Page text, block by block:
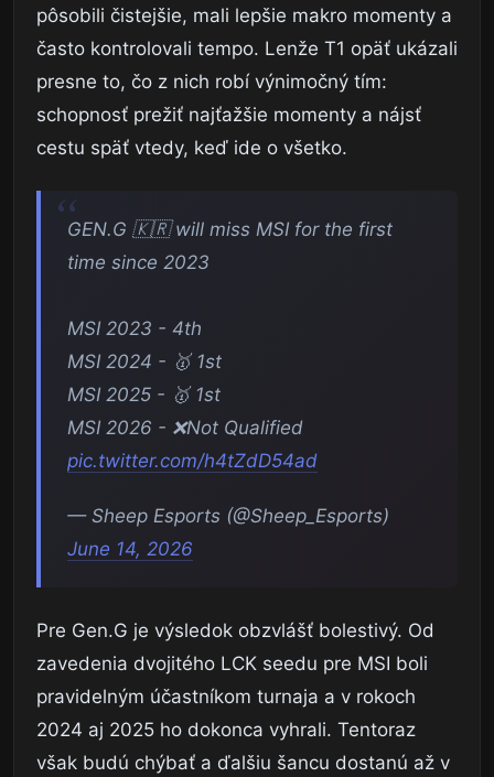
pôsobili čistejšie, mali lepšie makro momenty a
často kontrolovali tempo. Lenže T1 opäť ukázali
presne to, čo z nich robí výnimočný tím:
schopnosť prežiť najťažšie momenty a nájsť
cestu späť vtedy, keď ide o všetko.
GEN.G 🇰🇷 will miss MSI for the first
time since 2023
MSI 2023 - 4th
MSI 2024 - 🥇 1st
MSI 2025 - 🥇 1st
MSI 2026 - ❌Not Qualified
pic.twitter.com/h4tZdD54ad
— Sheep Esports (@Sheep_Esports)
June 14, 2026
Pre Gen.G je výsledok obzvlášť bolestivý. Od
zavedenia dvojitého LCK seedu pre MSI boli
pravidelným účastníkom turnaja a v rokoch
2024 aj 2025 ho dokonca vyhrali. Tentoraz
však budú chýbať a ďalšiu šancu dostanú až v